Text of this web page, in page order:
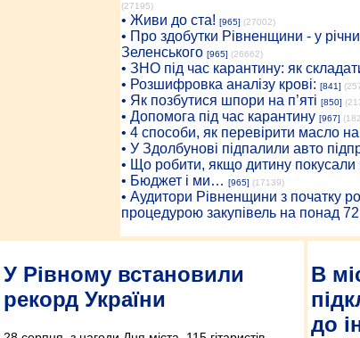
(27195)
• Живи до ста! [965] (27002)
• Про здобутки Рівненщини - у
Зеленського [965] (26662)
• ЗНО під час карантину: як
• Розшифровка аналізу крові: [841]
• Як позбутися шпори на п’яті [850]
• Допомога під час карантину [967]
• 4 способи, як перевірити масло на
• У Здолбунові підпалили авто
• Що робити, якщо дитину покусали
• Бюджет і ми… [965] (17139)
• Аудитори Рівненщини з початку
процедурою закупівель на понад
У Рівному встановили
рекорд України
В
до